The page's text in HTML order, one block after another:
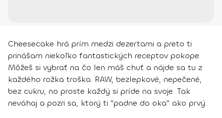
Cheesecake hrá prím medzi dezertami a preto ti
prinášam niekoľko fantastických receptov pokope.
Môžeš si vybrať na čo len máš chuť a nájde sa tu z
každého rožka troška. RAW, bezlepkové, nepečené,
bez cukru, no proste každý si príde na svoje. Tak
neváhaj a pozri sa, ktorý ti "padne do oka" ako prvý.